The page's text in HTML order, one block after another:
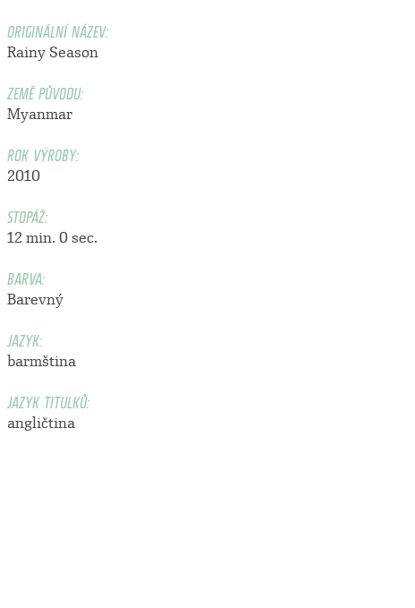
ORIGINÁLNÍ NÁZEV:
Rainy Season
ZEMĚ PŮVODU:
Myanmar
ROK VÝROBY:
2010
STOPÁŽ:
12 min. 0 sec.
BARVA:
Barevný
JAZYK:
barmština
JAZYK TITULKŮ:
angličtina